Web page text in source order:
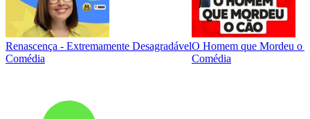
Renascença - Extremamente Desagradável
Comédia
O Homem que Mordeu o
Comédia